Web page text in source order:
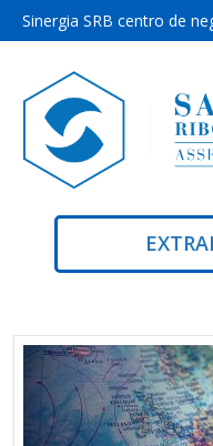
Sinergia SRB centro de